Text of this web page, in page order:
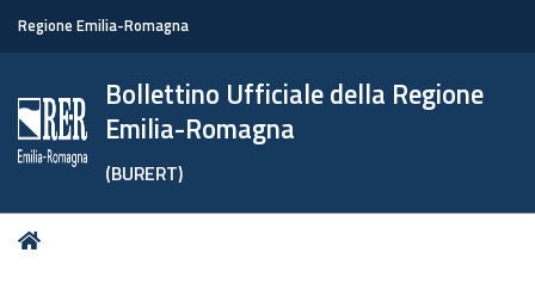
Regione Emilia-Romagna
Bollettino Ufficiale della Regione
Emilia-Romagna
(BURERT)
Tu